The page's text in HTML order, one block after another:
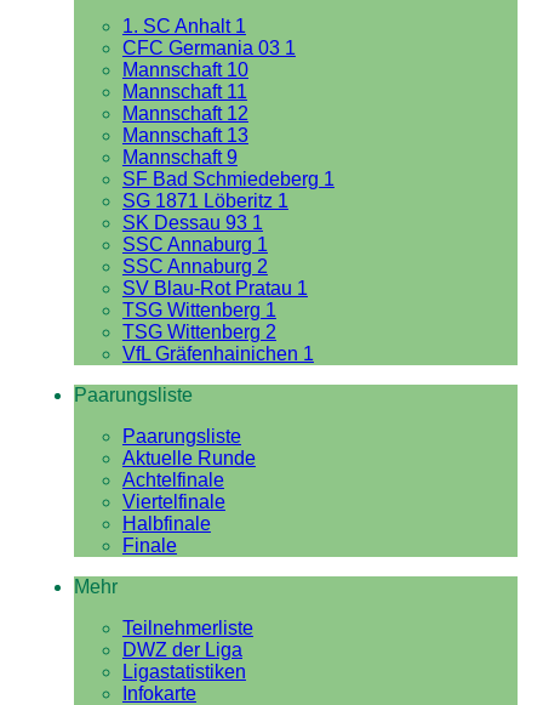
1. SC Anhalt 1
CFC Germania 03 1
Mannschaft 10
Mannschaft 11
Mannschaft 12
Mannschaft 13
Mannschaft 9
SF Bad Schmiedeberg 1
SG 1871 Löberitz 1
SK Dessau 93 1
SSC Annaburg 1
SSC Annaburg 2
SV Blau-Rot Pratau 1
TSG Wittenberg 1
TSG Wittenberg 2
VfL Gräfenhainichen 1
Paarungsliste
Paarungsliste
Aktuelle Runde
Achtelfinale
Viertelfinale
Halbfinale
Finale
Mehr
Teilnehmerliste
DWZ der Liga
Ligastatistiken
Infokarte